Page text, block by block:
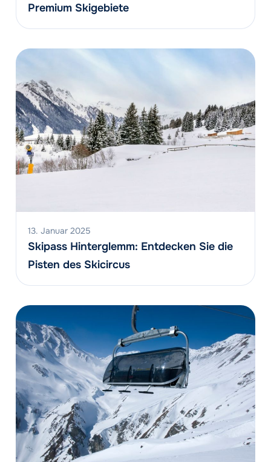
Premium Skigebiete
13. Januar 2025
Skipass Hinterglemm: Entdecken Sie die
Pisten des Skicircus